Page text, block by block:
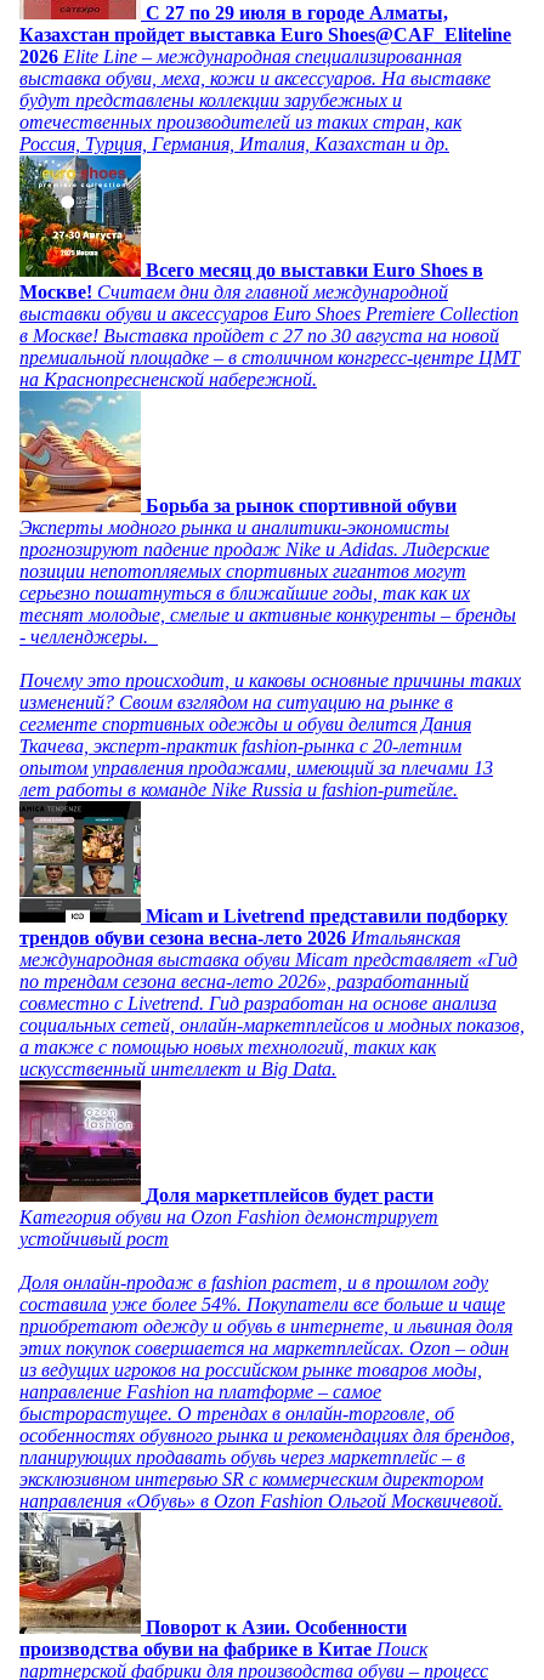
C 27 по 29 июля в городе Алматы,
Казахстан пройдет выставка Euro Shoes@CAF_Eliteline
2026 Elite Line – международная специализированная
выставка обуви, меха, кожи и аксессуаров. На выставке
будут представлены коллекции зарубежных и
отечественных производителей из таких стран, как
Россия, Турция, Германия, Италия, Казахстан и др.
Всего месяц до выставки Euro Shoes в
Москве! Считаем дни для главной международной
выставки обуви и аксессуаров Euro Shoes Premiere Collection
в Москве! Выставка пройдет с 27 по 30 августа на новой
премиальной площадке – в столичном конгресс-центре ЦМТ
на Краснопресненской набережной.
Борьба за рынок спортивной обуви
Эксперты модного рынка и аналитики-экономисты
прогнозируют падение продаж Nike и Adidas. Лидерские
позиции непотопляемых спортивных гигантов могут
серьезно пошатнуться в ближайшие годы, так как их
теснят молодые, смелые и активные конкуренты – бренды
- челленджеры.
Почему это происходит, и каковы основные причины таких
изменений? Своим взглядом на ситуацию на рынке в
сегменте спортивных одежды и обуви делится Дания
Ткачева, эксперт-практик fashion-рынка с 20-летним
опытом управления продажами, имеющий за плечами 13
лет работы в команде Nike Russia и fashion-ритейле.
Micam и Livetrend представили подборку
трендов обуви сезона весна-лето 2026 Итальянская
международная выставка обуви Micam представляет «Гид
по трендам сезона весна-лето 2026», разработанный
совместно с Livetrend. Гид разработан на основе анализа
социальных сетей, онлайн-маркетплейсов и модных показов,
а также с помощью новых технологий, таких как
искусственный интеллект и Big Data.
Доля маркетплейсов будет расти
Категория обуви на Ozon Fashion демонстрирует
устойчивый рост
Доля онлайн-продаж в fashion растет, и в прошлом году
составила уже более 54%. Покупатели все больше и чаще
приобретают одежду и обувь в интернете, и львиная доля
этих покупок совершается на маркетплейсах. Ozon – один
из ведущих игроков на российском рынке товаров моды,
направление Fashion на платформе – самое
быстрорастущее. О трендах в онлайн-торговле, об
особенностях обувного рынка и рекомендациях для брендов,
планирующих продавать обувь через маркетплейс – в
эксклюзивном интервью SR с коммерческим директором
направления «Обувь» в Ozon Fashion Ольгой Москвичевой.
Поворот к Азии. Особенности
производства обуви на фабрике в Китае Поиск
партнерской фабрики для производства обуви – процесс